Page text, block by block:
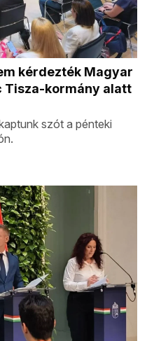
kérdezték Magyar
Tisza-kormány alatt
szót a pénteki